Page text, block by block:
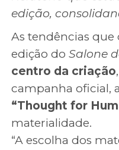
edição,
As tendências
edição do Salone
centro da criação
campanha oficial,
“Thought for
materialidade.
“A escolha dos